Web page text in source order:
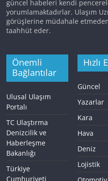
güncel habeleri kendi
yorumlamaktadırlar. Ulaşım
görüşlerine müdahale etmeden
taahhüt eder.
Önemli
Bağlantılar
Ulusal Ulaşım
Portalı
TC Ulaştırma
Denizcilik ve
Haberleşme
Bakanlığı
Türkiye
Cumhuriyeti
Hızlı
Güncel
Yazarlar
Kara
Hava
Deniz
Lojistik